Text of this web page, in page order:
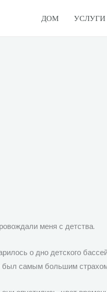
ДОМ УСЛУГИ
меня с детства.
о дно детского
был самым большим